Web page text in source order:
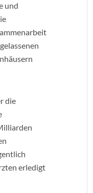
und
die
erledigt